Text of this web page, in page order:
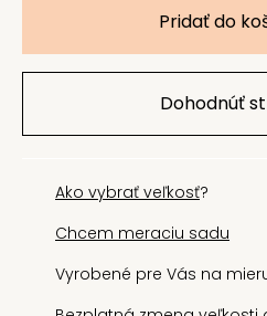
Pridať do
Dohodnúť
Ako vybrať veľkosť?
Chcem meraciu sadu
Vyrobené pre Vás na